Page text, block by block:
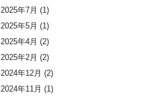
2025年7月 (1)
2025年5月 (1)
2025年4月 (2)
2025年2月 (2)
2024年12月 (2)
2024年11月 (1)